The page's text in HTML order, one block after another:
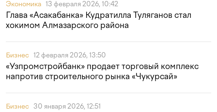
Экономика 13 февраля 2026, 10:42
Глава «Асакабанка» Кудратилла Туляганов стал
хокимом Алмазарского района
Бизнес 12 февраля 2026, 13:50
«Узпромстройбанк» продает торговый комплекс
напротив строительного рынка «Чукурсай»
Бизнес 30 января 2026, 12:51